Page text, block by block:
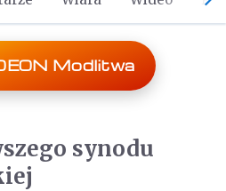
Modlitwa
synodu